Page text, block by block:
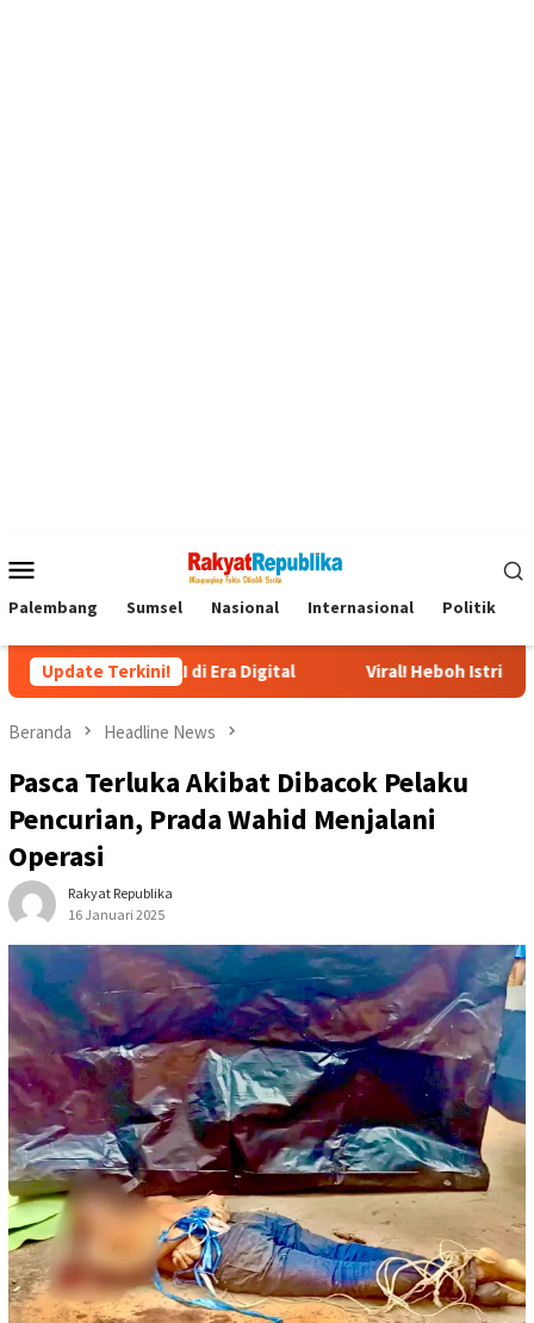
Mobile
Palembang Sumsel Nasional Internasional Politik
Update Terkini!
AI di Era Digital Viral! Heboh Istri Bongkar Isi Chat
Beranda Headline News
Pasca Terluka Akibat Dibacok Pelaku
Pencurian, Prada Wahid Menjalani
Operasi
Rakyat Republika
16 Januari 2025